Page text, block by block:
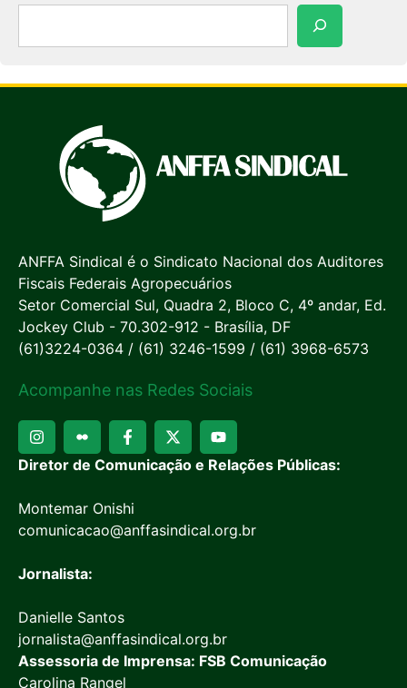
ANFFA Sindical é o Sindicato Nacional dos Auditores
Fiscais Federais Agropecuários
Setor Comercial Sul, Quadra 2, Bloco C, 4º andar, Ed.
Jockey Club - 70.302-912 - Brasília, DF
(61)3224-0364 / (61) 3246-1599 / (61) 3968-6573
Acompanhe nas Redes Sociais
Diretor de Comunicação e Relações Públicas:
Montemar Onishi
comunicacao@anffasindical.org.br
Jornalista:
Danielle Santos
jornalista@anffasindical.org.br
Assessoria de Imprensa: FSB Comunicação
Carolina Rangel